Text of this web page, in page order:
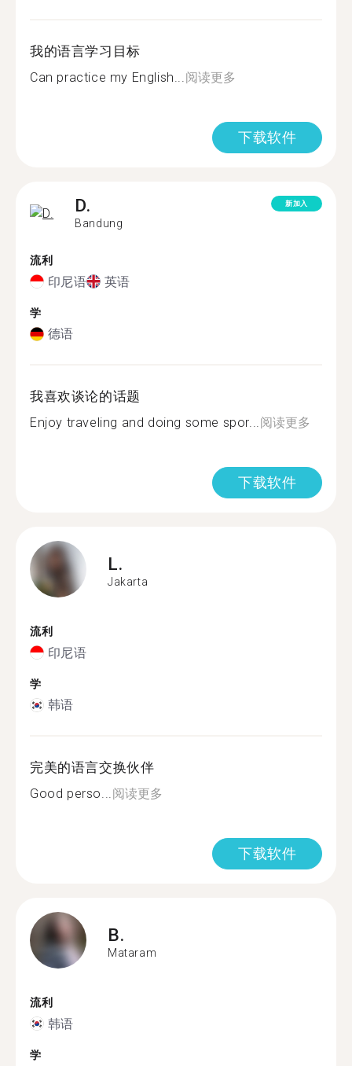
我的语言学习目标
Can practice my English...阅读更多
下载软件
D.
Bandung
新加入
流利
印尼语 英语
学
德语
我喜欢谈论的话题
Enjoy traveling and doing some spor...阅读更多
下载软件
L.
Jakarta
流利
印尼语
学
韩语
完美的语言交换伙伴
Good perso...阅读更多
下载软件
B.
Mataram
流利
韩语
学